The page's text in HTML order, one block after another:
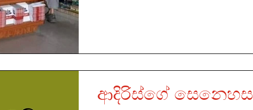
ආදිරිස්ගේ සෙනෙහස